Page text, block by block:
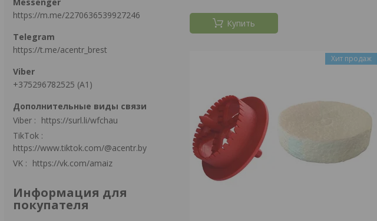
https://m.me/2270636539927246
https://t.me/acentr_brest
+375296782525 (А1)
Viber
https://surl.li/wfchau
TikTok
https://www.tiktok.com/@acentr.by
VK
https://vk.com/amaiz
Информация для
покупателя
Купить
Хит продаж